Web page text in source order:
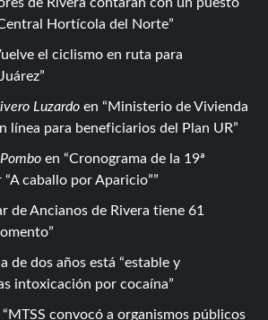
Hortícola del Norte
el ciclismo en ruta para
Luzardo en
Ministerio de Vivienda
línea para beneficiarios del Plan UR
en
Cronograma de la 19ª
caballo por Aparicio”
de Ancianos de Rivera tiene 61
de dos años está “estable y
intoxicación por cocaína
MTSS convocó a organismos públicos